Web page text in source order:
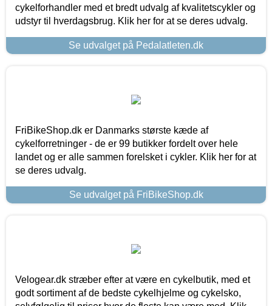
cykelforhandler med et bredt udvalg af kvalitetscykler og
udstyr til hverdagsbrug. Klik her for at se deres udvalg.
Se udvalget på Pedalatleten.dk
FriBikeShop.dk er Danmarks største kæde af
cykelforretninger - de er 99 butikker fordelt over hele
landet og er alle sammen forelsket i cykler. Klik her for at
se deres udvalg.
Se udvalget på FriBikeShop.dk
Velogear.dk stræber efter at være en cykelbutik, med et
godt sortiment af de bedste cykelhjelme og cykelsko,